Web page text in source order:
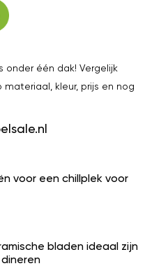
onder één dak! Vergelijk
kleur, prijs en nog
voor een chillplek voor
bladen ideaal zijn